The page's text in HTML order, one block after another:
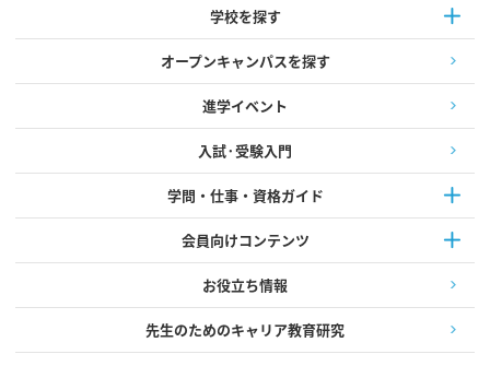
学校を探す
オープンキャンパスを探す
進学イベント
入試·受験入門
学問・仕事・資格ガイド
会員向けコンテンツ
お役立ち情報
先生のためのキャリア教育研究